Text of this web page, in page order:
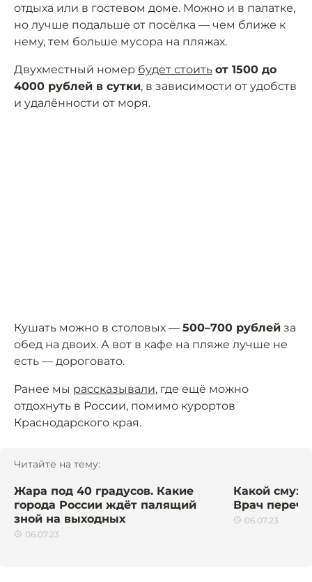
отдыха или в гостевом доме. Можно и в палатке,
но лучше подальше от посёлка — чем ближе к
нему, тем больше мусора на пляжах.
Двухместный номер будет стоить от 1500 до
4000 рублей в сутки, в зависимости от удобств
и удалённости от моря.
Кушать можно в столовых — 500–700 рублей за
обед на двоих. А вот в кафе на пляже лучше не
есть — дороговато.
Ранее мы рассказывали, где ещё можно
отдохнуть в России, помимо курортов
Краснодарского края.
Читайте на тему:
Жара под 40 градусов. Какие
города России ждёт палящий
зной на выходных
06.07.23
Какой
Врач
06.07.23